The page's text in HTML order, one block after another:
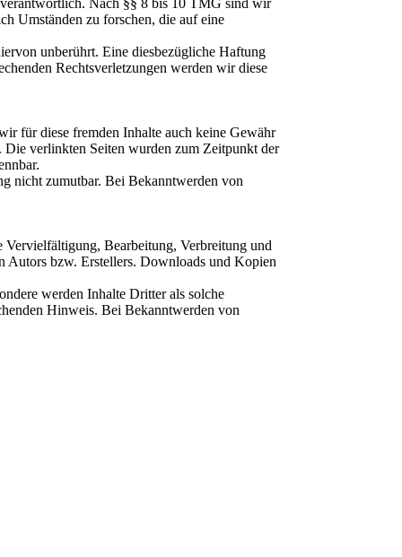
Nach §§ 8 bis 10 TMG sind wir
Umständen zu forschen, die auf eine
unberührt. Eine diesbezügliche Haftung
Rechtsverletzungen werden wir diese
für diese fremden Inhalte auch keine Gewähr
Die verlinkten Seiten wurden zum Zeitpunkt der
nicht zumutbar. Bei Bekanntwerden von
Vervielfältigung, Bearbeitung, Verbreitung und
Autors bzw. Erstellers. Downloads und Kopien
werden Inhalte Dritter als solche
Hinweis. Bei Bekanntwerden von